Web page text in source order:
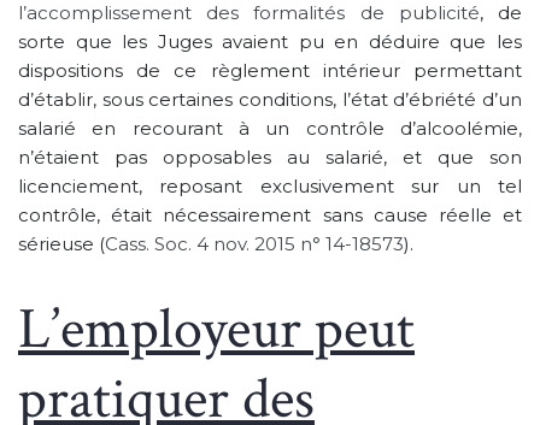
l’accomplissement des formalités de publicité, de
sorte que les Juges avaient pu en déduire que les
dispositions de ce règlement intérieur permettant
d’établir, sous certaines conditions, l’état d’ébriété d’un
salarié en recourant à un contrôle d’alcoolémie,
n’étaient pas opposables au salarié, et que son
licenciement, reposant exclusivement sur un tel
contrôle, était nécessairement sans cause réelle et
sérieuse (Cass. Soc. 4 nov. 2015 n° 14-18573).
L’employeur peut
pratiquer des